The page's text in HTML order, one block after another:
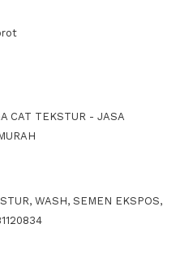
CAT TEKSTUR - JASA
WASH, SEMEN EKSPOS,